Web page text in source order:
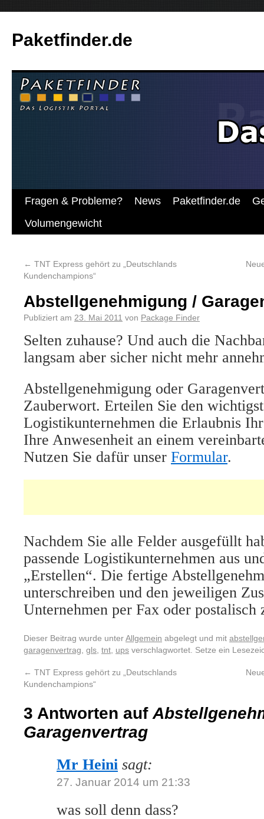
Paketfinder.de
Fragen & Probleme? News Paketfinder.de
Volumengewicht
← TNT Express gehört zu „Deutschlands
Kundenchampions“
Abstellgenehmigung /
Publiziert am 23. Mai 2011 von Package Finder
Selten zuhause? Und auch die
langsam aber sicher nicht mehr
Abstellgenehmigung oder
Zauberwort. Erteilen Sie den
Logistikunternehmen die Erlaubnis
Ihre Anwesenheit an einem
Nutzen Sie dafür unser Formular.
Nachdem Sie alle Felder ausgefüllt
passende Logistikunternehmen aus
„Erstellen“. Die fertige
unterschreiben und den jeweiligen
Unternehmen per Fax oder postalisch
Dieser Beitrag wurde unterAllgemein abgelegt und mit
garagenvertrag gls tnt ups verschlagwortet. Setze ein
← TNT Express gehört zu „Deutschlands
Kundenchampions“
3 Antworten auf
Garagenvertrag
Mr Heini sagt:
27. Januar 2014 um 21:33
was soll denn dass?